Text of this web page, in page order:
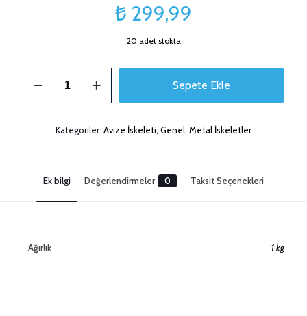
₺ 299,99
20 adet stokta
Avize
Sepete Ekle
Kategoriler: Avize İskeleti, Genel, Metal İskeletler
Ek bilgi Değerlendirmeler 0 Taksit Seçenekleri
Ağırlık 1 kg